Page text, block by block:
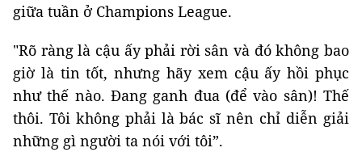
giữa tuần ở Champions League.
"Rõ ràng là cậu ấy phải rời sân và đó không bao
giờ là tin tốt, nhưng hãy xem cậu ấy hồi phục
như thế nào. Đang ganh đua (để vào sân)! Thế
thôi. Tôi không phải là bác sĩ nên chỉ diễn giải
những gì người ta nói với tôi”.